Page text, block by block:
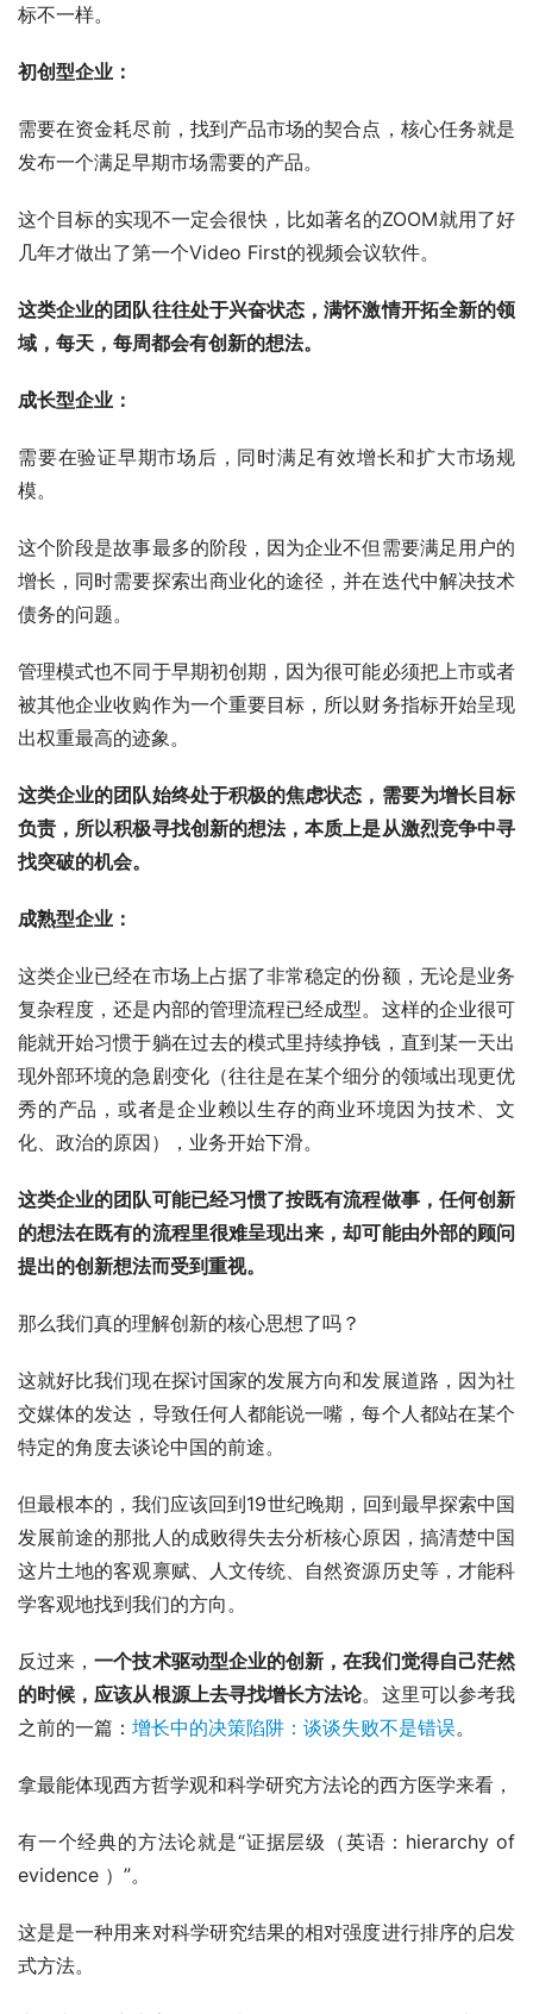
标不一样。
初创型企业：
需要在资金耗尽前，找到产品市场的契合点，核心任务就是
发布一个满足早期市场需要的产品。
这个目标的实现不一定会很快，比如著名的ZOOM就用了好
几年才做出了第一个Video First的视频会议软件。
这类企业的团队往往处于兴奋状态，满怀激情开拓全新的领
域，每天，每周都会有创新的想法。
成长型企业：
需要在验证早期市场后，同时满足有效增长和扩大市场规
模。
这个阶段是故事最多的阶段，因为企业不但需要满足用户的
增长，同时需要探索出商业化的途径，并在迭代中解决技术
债务的问题。
管理模式也不同于早期初创期，因为很可能必须把上市或者
被其他企业收购作为一个重要目标，所以财务指标开始呈现
出权重最高的迹象。
这类企业的团队始终处于积极的焦虑状态，需要为增长目标
负责，所以积极寻找创新的想法，本质上是从激烈竞争中寻
找突破的机会。
成熟型企业：
这类企业已经在市场上占据了非常稳定的份额，无论是业务
复杂程度，还是内部的管理流程已经成型。这样的企业很可
能就开始习惯于躺在过去的模式里持续挣钱，直到某一天出
现外部环境的急剧变化（往往是在某个细分的领域出现更优
秀的产品，或者是企业赖以生存的商业环境因为技术、文
化、政治的原因），业务开始下滑。
这类企业的团队可能已经习惯了按既有流程做事，任何创新
的想法在既有的流程里很难呈现出来，却可能由外部的顾问
提出的创新想法而受到重视。
那么我们真的理解创新的核心思想了吗？
这就好比我们现在探讨国家的发展方向和发展道路，因为社
交媒体的发达，导致任何人都能说一嘴，每个人都站在某个
特定的角度去谈论中国的前途。
但最根本的，我们应该回到19世纪晚期，回到最早探索中国
发展前途的那批人的成败得失去分析核心原因，搞清楚中国
这片土地的客观禀赋、人文传统、自然资源历史等，才能科
学客观地找到我们的方向。
反过来，一个技术驱动型企业的创新，在我们觉得自己茫然
的时候，应该从根源上去寻找增长方法论。这里可以参考我
之前的一篇： 增长中的决策陷阱：谈谈失败不是错误。
拿最能体现西方哲学观和科学研究方法论的西方医学来看，
有一个经典的方法论就是“证据层级（英语：hierarchy of
evidence ）”。
这是是一种用来对科学研究结果的相对强度进行排序的启发
式方法。